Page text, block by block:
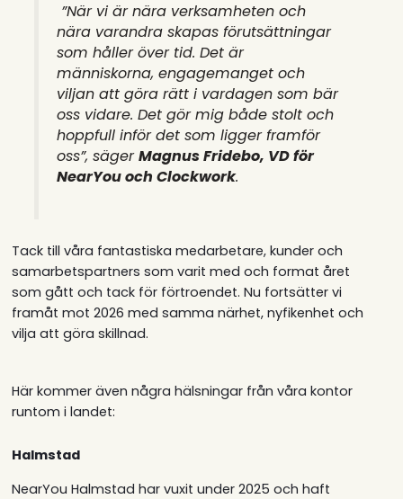
”När vi är nära verksamheten och
nära varandra skapas förutsättningar
som håller över tid. Det är
människorna, engagemanget och
viljan att göra rätt i vardagen som bär
oss vidare. Det gör mig både stolt och
hoppfull inför det som ligger framför
oss”, sägerMagnus Fridebo, VD för
NearYou och Clockwork.
Tack till våra fantastiska medarbetare, kunder och
samarbetspartners som varit med och format året
som gått och tack för förtroendet. Nu fortsätter vi
framåt mot 2026 med samma närhet, nyfikenhet och
vilja att göra skillnad.
Här kommer även några hälsningar från våra kontor
runtom i landet:
Halmstad
NearYou Halmstad har vuxit under 2025 och haft